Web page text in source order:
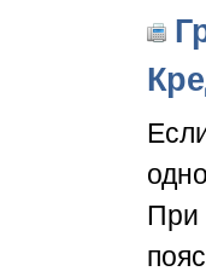
При